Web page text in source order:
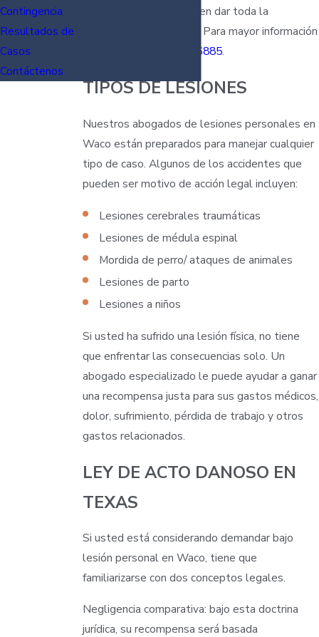
su equipo legal le pueden dar toda la
asistencia que necesita. Para mayor información
(254) 938-6885.
TIPOS DE LESIONES
Nuestros abogados de lesiones personales en
Waco están preparados para manejar cualquier
tipo de caso. Algunos de los accidentes que
pueden ser motivo de acción legal incluyen:
Lesiones cerebrales traumáticas
Lesiones de médula espinal
Mordida de perro/ ataques de animales
Lesiones de parto
Lesiones a niños
Si usted ha sufrido una lesión física, no tiene
que enfrentar las consecuencias solo. Un
abogado especializado le puede ayudar a ganar
una recompensa justa para sus gastos médicos,
dolor, sufrimiento, pérdida de trabajo y otros
gastos relacionados.
LEY DE ACTO DANOSO EN
TEXAS
Si usted está considerando demandar bajo
lesión personal en Waco, tiene que
familiarizarse con dos conceptos legales.
Negligencia comparativa: bajo esta doctrina
jurídica, su recompensa será basada
Contingencia
Resultados de
Casos
Contáctenos